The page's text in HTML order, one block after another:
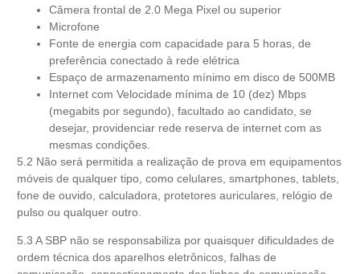
Câmera frontal de 2.0 Mega Pixel ou superior
Microfone
Fonte de energia com capacidade para 5 horas, de
preferência conectado à rede elétrica
Espaço de armazenamento mínimo em disco de 500MB
Internet com Velocidade mínima de 10 (dez) Mbps
(megabits por segundo), facultado ao candidato, se
desejar, providenciar rede reserva de internet com as
mesmas condições.
5.2 Não será permitida a realização de prova em equipamentos
móveis de qualquer tipo, como celulares, smartphones, tablets,
fone de ouvido, calculadora, protetores auriculares, relógio de
pulso ou qualquer outro.
5.3 A SBP não se responsabiliza por quaisquer dificuldades de
ordem técnica dos aparelhos eletrônicos, falhas de